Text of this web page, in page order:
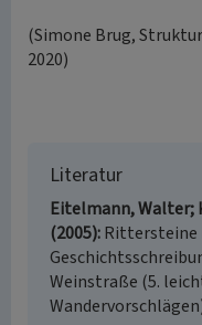
(Simone Brug,
2020)
Literatur
Eitelmann, Walter;
(2005) Rittersteine
Weinstraße (5.